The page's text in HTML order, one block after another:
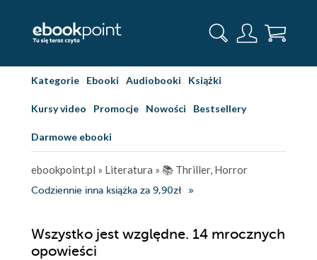
Kategorie Ebooki Audiobooki Książki
Kursy video Promocje Nowości Bestsellery
Darmowe ebooki
ebookpoint.pl » Literatura » 📚 Thriller, Horror
Codziennie inna książka za 9,90zł
Wszystko jest względne. 14 mrocznych
opowieści